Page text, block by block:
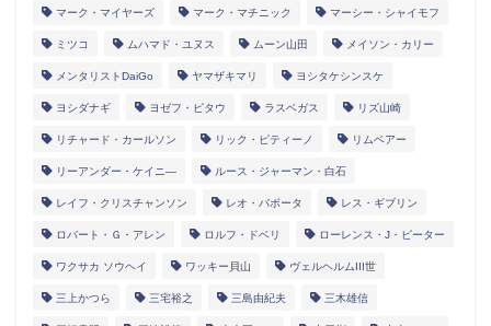
マーク・マイヤーズ マーク・マチニック マーシー・シャイモフ
ミツコ ムハマド・ユヌス ムーン山田 メイソン・カリー
メンタリストDaiGo ヤマザキマリ ヨシタケシンスケ
ヨシダナギ ヨゼフ・ピタウ ラスベガス リズ山崎
リチャード・カールソン リック・ピティーノ リムベアー
リーアンダー・ケイニ― ルース・ジャーマン・白石
レイフ・クリスチャンソン レオ・バボータ レス・ギブリン
ロバート・Ｇ・アレン ロルフ・ドベリ ローレンス・J・ピーター
ワクサカ ソウヘイ ワッキー貝山 ヴェルヘルムIII世
三上かつら 三宅裕之 三島由紀夫 三木雄信